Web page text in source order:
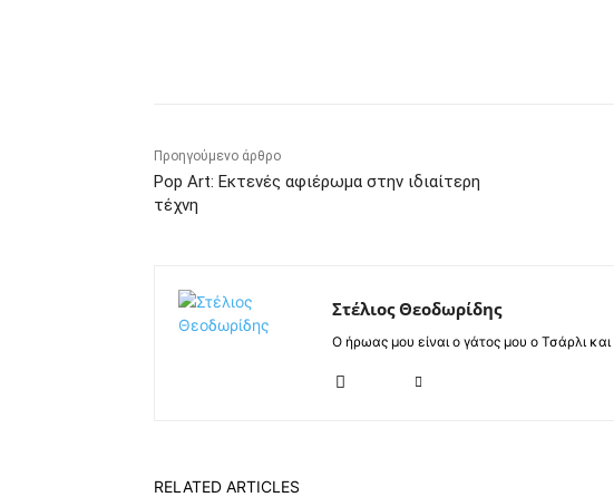
Προηγούμενο άρθρο
Pop Art: Εκτενές αφιέρωμα στην ιδιαίτερη
τέχνη
Στέλιος Θεοδωρίδης
Ο ήρωας μου είναι ο γάτος μου ο Τσάρλι
RELATED ARTICLES